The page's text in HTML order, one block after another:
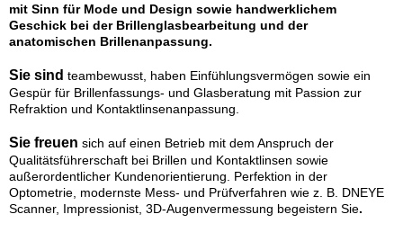
mit Sinn für Mode und Design sowie handwerklichem
Geschick bei der Brillenglasbearbeitung und der
anatomischen Brillenanpassung.
Sie sind teambewusst, haben Einfühlungsvermögen sowie ein
Gespür für Brillenfassungs- und Glasberatung mit Passion zur
Refraktion und Kontaktlinsenanpassung.
Sie freuen sich auf einen Betrieb mit dem Anspruch der
Qualitätsführerschaft bei Brillen und Kontaktlinsen sowie
außerordentlicher Kundenorientierung. Perfektion in der
Optometrie, modernste Mess- und Prüfverfahren wie z. B. DNEYE
Scanner, Impressionist, 3D-Augenvermessung begeistern Sie.